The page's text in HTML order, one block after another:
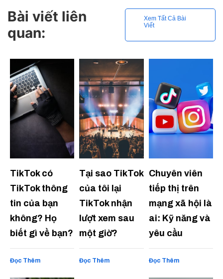
Bài viết liên
quan:
Xem Tất Cả Bài
Viết
TikTok có
TikTok thông
tin của bạn
không? Họ
biết gì về bạn?
Đọc Thêm
Tại sao TikTok
của tôi lại
TikTok nhận
lượt xem sau
một giờ?
Đọc Thêm
Chuyên viên
tiếp thị trên
mạng xã hội là
ai: Kỹ năng và
yêu cầu
Đọc Thêm